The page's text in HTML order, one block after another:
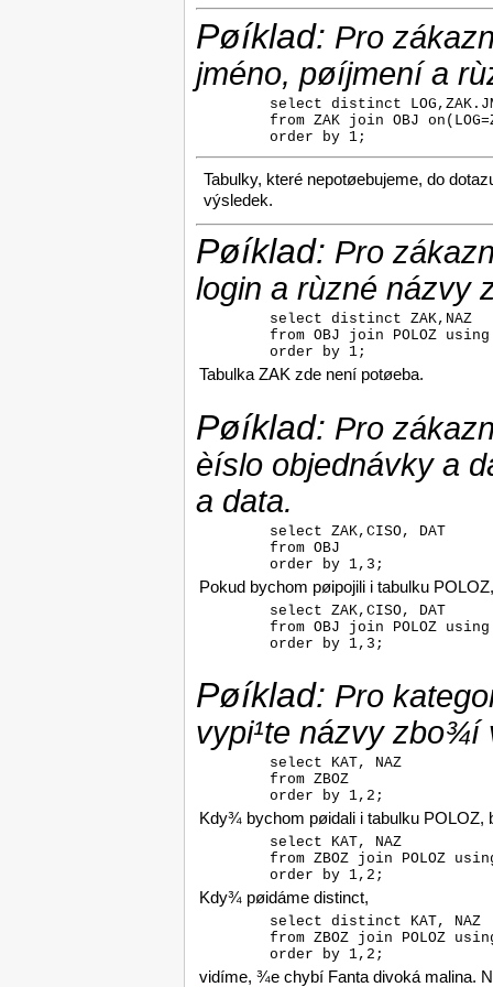
Pøíklad: Pro
jméno, pøíjmení a
select distinct
from ZAK join OBJ
        order by 1;
Tabulky, které nepotøebujeme, do
výsledek.
Pøíklad: Pro
login a rùzné názvy
        select distinct ZAK,NAZ
from OBJ join POLOZ
        order by 1;
Tabulka ZAK zde není potøeba.
Pøíklad: Pro
èíslo objednávky a
a data.
        select ZAK,CISO, DAT
        from OBJ
        order by 1,3;
Pokud bychom pøipojili i tabulku
        select ZAK,CISO, DAT
from OBJ join POLOZ
        order by 1,3;
Pøíklad: Pro
vypi¹te názvy zbo¾í
        select KAT, NAZ
        from ZBOZ
        order by 1,2;
Kdy¾ bychom pøidali i tabulku POLOZ,
        select KAT, NAZ
from ZBOZ join POLOZ
        order by 1,2;
Kdy¾ pøidáme distinct,
        select distinct KAT, NAZ
from ZBOZ join POLOZ
        order by 1,2;
vidíme, ¾e chybí Fanta divoká malina.